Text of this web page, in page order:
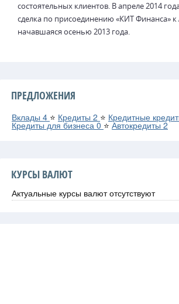
состоятельных клиентов. В апреле 2014
сделка по присоединению «КИТ Финанса» к
начавшаяся осенью 2013 года.
ПРЕДЛОЖЕНИЯ
Вклады 4 ⭐ Кредиты 2 ⭐ Кредитные
Кредиты для бизнеса 0 ⭐Автокредиты 2
КУРСЫ ВАЛЮТ
Актуальные курсы валют отсутствуют